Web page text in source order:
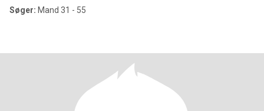
Søger: Mand 31 - 55